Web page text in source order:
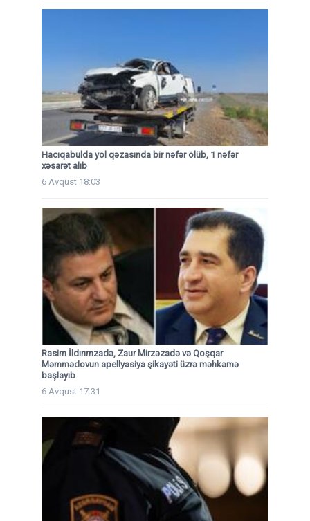
Hacıqabulda yol qəzasında bir nəfər ölüb, 1 nəfər
xəsarət alıb
6 Avqust 18:03
Rasim İldırımzadə, Zaur Mirzəzadə və Qoşqar
Məmmədovun apellyasiya şikayəti üzrə məhkəmə
başlayıb
6 Avqust 17:31